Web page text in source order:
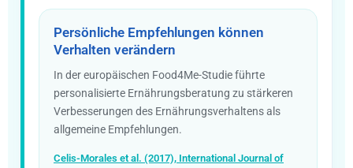
Persönliche Empfehlungen können
Verhalten verändern
In der europäischen Food4Me-Studie führte
personalisierte Ernährungsberatung zu stärkeren
Verbesserungen des Ernährungsverhaltens als
allgemeine Empfehlungen.
Celis-Morales et al. (2017), International Journal of